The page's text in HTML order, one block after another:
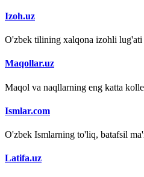
Izoh.uz
O'zbek tilining xalqona izohli
Maqollar.uz
Maqol va naqllarning eng katta
Ismlar.com
O'zbek Ismlarning to'liq, batafsil
Latifa.uz